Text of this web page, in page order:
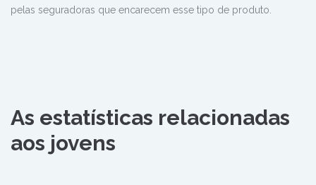
pelas seguradoras que encarecem esse tipo de produto.
As estatísticas relacionadas
aos jovens